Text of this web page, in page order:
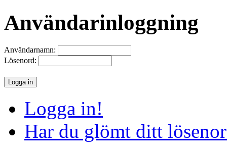
Användarinloggning
Användarnamn:
Lösenord:
Logga in!
Har du glömt ditt